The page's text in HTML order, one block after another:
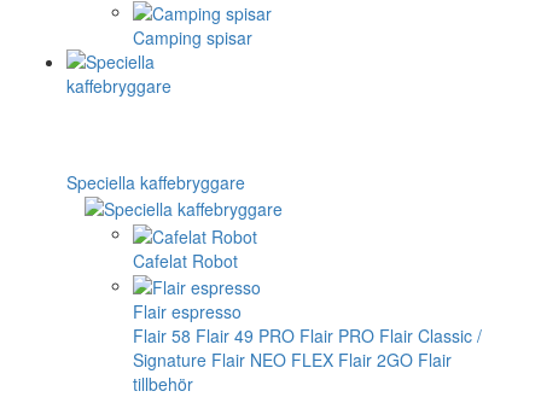
Camping spisar
Speciella kaffebryggare
Cafelat Robot
Flair espresso
Flair 58 Flair 49 PRO Flair PRO Flair Classic /
Signature Flair NEO FLEX Flair 2GO Flair
tillbehör